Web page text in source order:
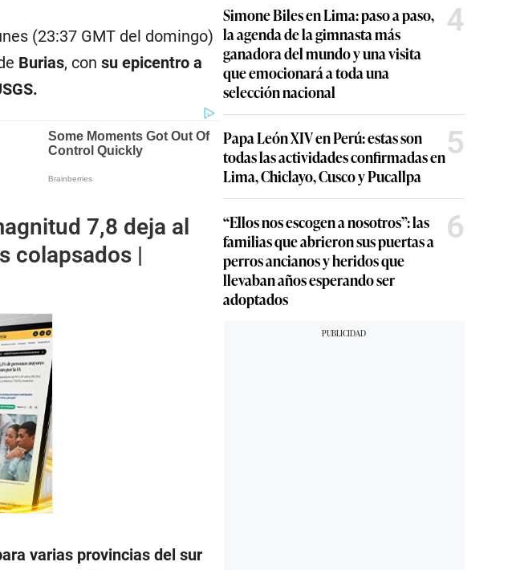
(23:37 GMT del domingo)
Burias, con su epicentro a
7,8 deja al
colapsados |
varias provincias del sur
Simone Biles en Lima: paso a paso,
la agenda de la gimnasta más
ganadora del mundo y una visita
que emocionará a toda una
selección nacional
4
Papa León XIV en Perú: estas son
todas las actividades confirmadas en
Lima, Chiclayo, Cusco y Pucallpa
5
“Ellos nos escogen a nosotros”: las
familias que abrieron sus puertas a
perros ancianos y heridos que
llevaban años esperando ser
adoptados
6